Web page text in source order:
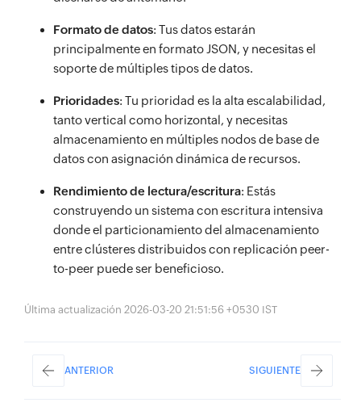
Formato de datos: Tus datos estarán
principalmente en formato JSON, y necesitas el
soporte de múltiples tipos de datos.
Prioridades: Tu prioridad es la alta escalabilidad,
tanto vertical como horizontal, y necesitas
almacenamiento en múltiples nodos de base de
datos con asignación dinámica de recursos.
Rendimiento de lectura/escritura: Estás
construyendo un sistema con escritura intensiva
donde el particionamiento del almacenamiento
entre clústeres distribuidos con replicación peer-
to-peer puede ser beneficioso.
Última actualización 2026-03-20 21:51:56 +0530 IST
ANTERIOR SIGUIENTE